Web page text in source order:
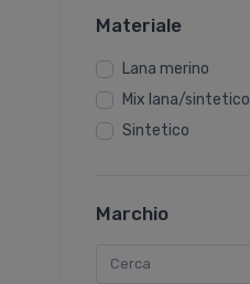
Materiale
Lana merino
Mix lana/sintetico
Sintetico
Marchio